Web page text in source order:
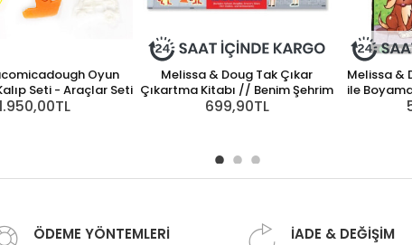
Oyun
Seti - Araçlar Seti
Melissa & Doug Tak Çıkar
Çıkartma Kitabı // Benim Şehrim
699,90TL
Melissa &
ile
ÖDEME YÖNTEMLERİ İADE & DEĞİŞİM